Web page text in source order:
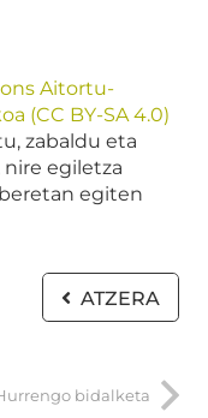
Aitortu-
(CC BY-SA 4.0)
zabaldu eta
nire egiletza
egiten
ATZERA
bidalketa